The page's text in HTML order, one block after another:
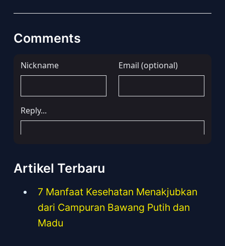
Comments
Artikel Terbaru
7 Manfaat Kesehatan Menakjubkan
dari Campuran Bawang Putih dan
Madu